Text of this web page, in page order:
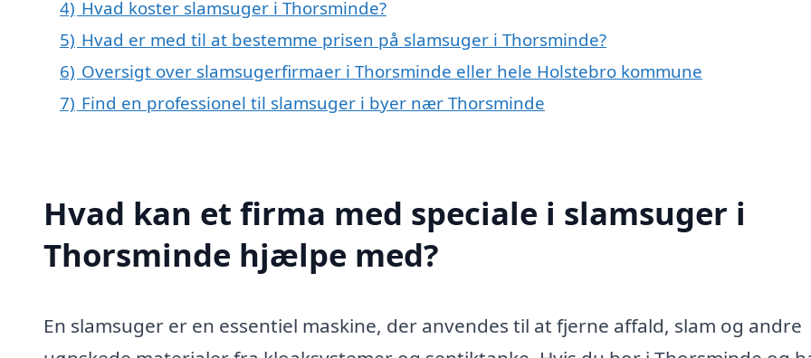
4) Hvad koster slamsuger i Thorsminde?
5) Hvad er med til at bestemme prisen på slamsuger i Thorsminde?
6) Oversigt over slamsugerfirmaer i Thorsminde eller hele Holstebro kommune
7) Find en professionel til slamsuger i byer nær Thorsminde
Hvad kan et firma med speciale i slamsuger i
Thorsminde hjælpe med?
En slamsuger er en essentiel maskine, der anvendes til at fjerne affald, slam og andre